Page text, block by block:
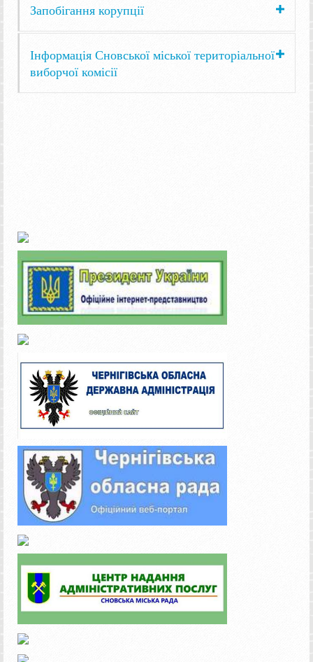
Запобігання корупції
Інформація Сновської міської територіальної
виборчої комісії